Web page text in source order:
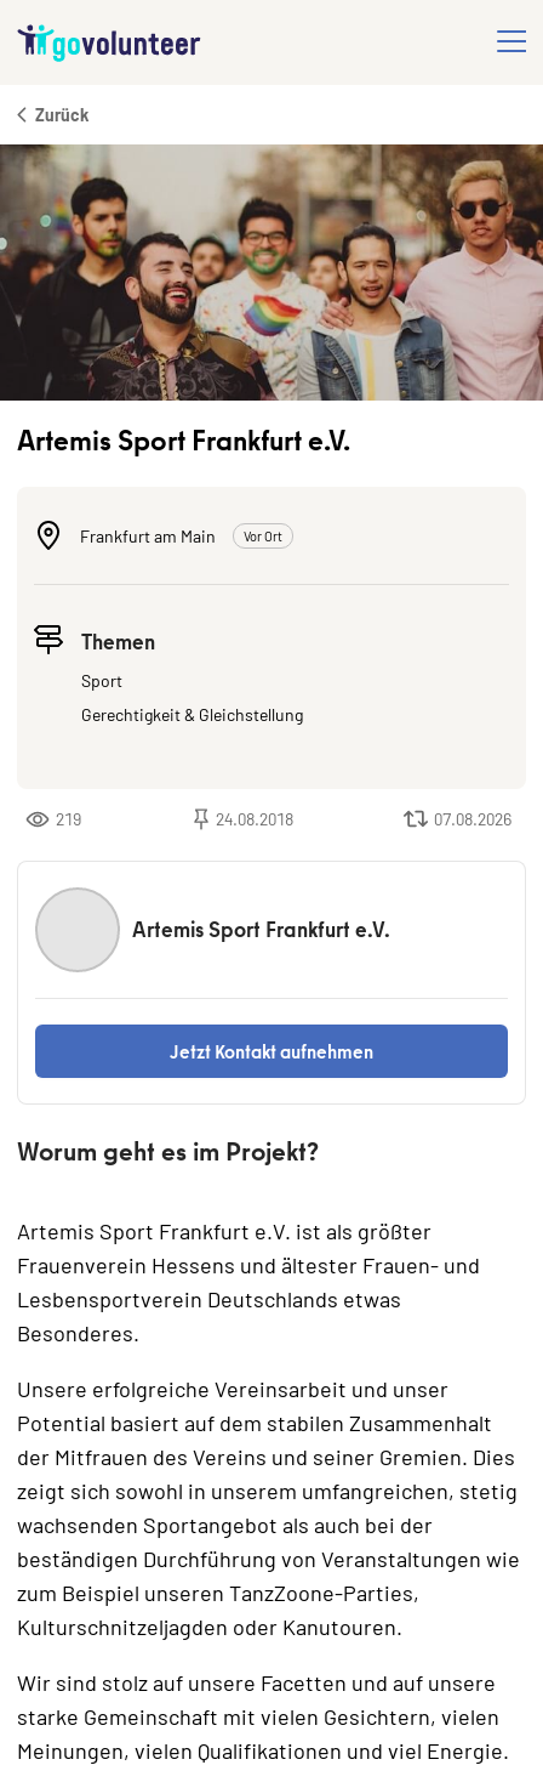
Zurück
Artemis Sport Frankfurt e.V.
Frankfurt am Main Vor Ort
Themen
Sport
Gerechtigkeit & Gleichstellung
219 24.08.2018 07.08.2026
Artemis Sport Frankfurt e.V.
Jetzt Kontakt aufnehmen
Worum geht es im Projekt?
Artemis Sport Frankfurt e.V. ist als größter
Frauenverein Hessens und ältester Frauen- und
Lesbensportverein Deutschlands etwas
Besonderes.
Unsere erfolgreiche Vereinsarbeit und unser
Potential basiert auf dem stabilen Zusammenhalt
der Mitfrauen des Vereins und seiner Gremien. Dies
zeigt sich sowohl in unserem umfangreichen, stetig
wachsenden Sportangebot als auch bei der
beständigen Durchführung von Veranstaltungen wie
zum Beispiel unseren TanzZoone-Parties,
Kulturschnitzeljagden oder Kanutouren.
Wir sind stolz auf unsere Facetten und auf unsere
starke Gemeinschaft mit vielen Gesichtern, vielen
Meinungen, vielen Qualifikationen und viel Energie.